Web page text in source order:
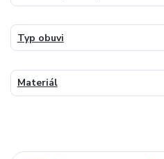
Typ obuvi
Materiál